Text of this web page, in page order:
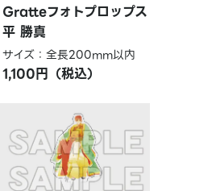
Gratteフォトプロップス
平 勝真
サイズ：全長200mm以内
1,100円（税込）